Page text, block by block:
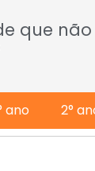
que
ano 2°